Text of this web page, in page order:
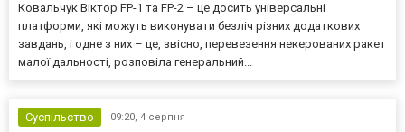
Ковальчук Віктор FP-1 та FP-2 – це досить універсальні
платформи, які можуть виконувати безліч різних додаткових
завдань, і одне з них – це, звісно, перевезення некерованих ракет
малої дальності, розповіла генеральний...
Суспільство 09:20, 4 серпня